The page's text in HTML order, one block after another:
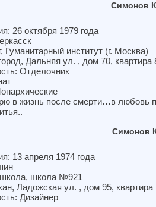
Симонов
26 октября 1979 года
институт (г. Москва)
Дальняя ул. , дом 70, квартира
Отделочник
в жизнь после смерти…в любовь
Симонов
13 апреля 1974 года
школа №921
Ладожская ул. , дом 95, квартира
Дизайнер